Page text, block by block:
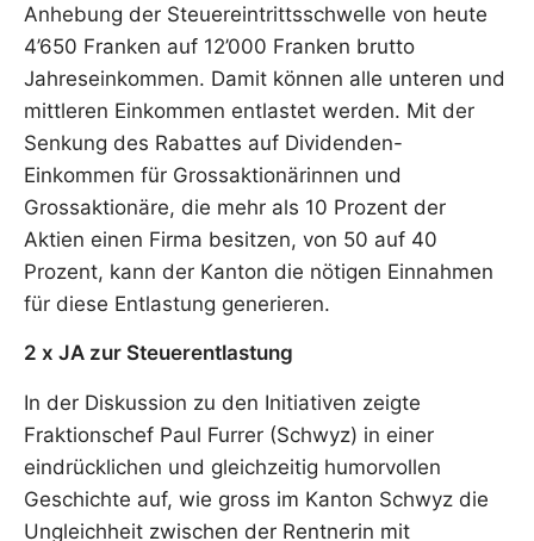
Anhebung der Steuereintrittsschwelle von heute
4’650 Franken auf 12’000 Franken brutto
Jahreseinkommen. Damit können alle unteren und
mittleren Einkommen entlastet werden. Mit der
Senkung des Rabattes auf Dividenden-
Einkommen für Grossaktionärinnen und
Grossaktionäre, die mehr als 10 Prozent der
Aktien einen Firma besitzen, von 50 auf 40
Prozent, kann der Kanton die nötigen Einnahmen
für diese Entlastung generieren.
2 x JA zur Steuerentlastung
In der Diskussion zu den Initiativen zeigte
Fraktionschef Paul Furrer (Schwyz) in einer
eindrücklichen und gleichzeitig humorvollen
Geschichte auf, wie gross im Kanton Schwyz die
Ungleichheit zwischen der Rentnerin mit